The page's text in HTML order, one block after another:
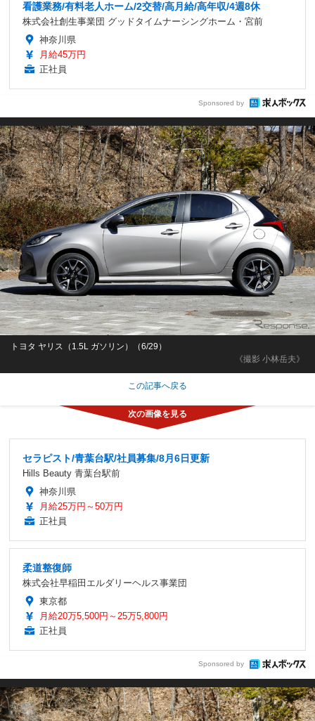
看護業務/有料老人ホーム/2交替/高月給/高年収/4週8休
株式会社創生事業団 グッドタイムナーシングホーム・宮前
神奈川県
月給45万円
正社員
Sponsored by
《撮影 小林岳夫》
トヨタ ヤリス（1.5L ガソリン）（6/29）
この記事へ戻る
セラピスト/青葉台駅/社員募集/8月6日更新
Hills Beauty 青葉台駅前
神奈川県
月給25万円～50万円
正社員
柔道整復師
株式会社早稲田エルダリーヘルス事業団
東京都
月給20万5,500円～25万5,800円
正社員
Sponsored by